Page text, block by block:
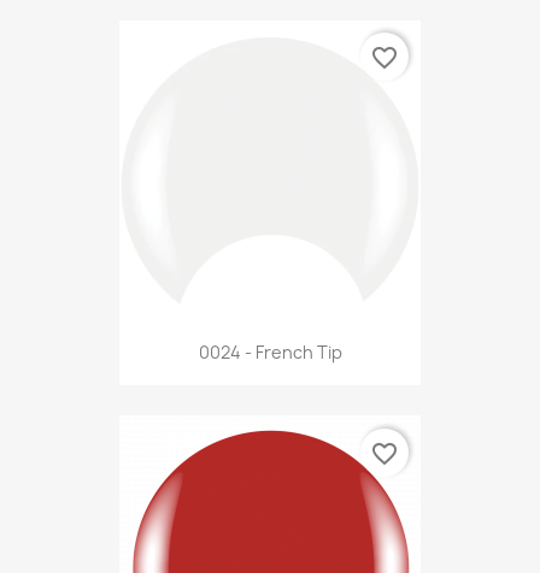
0024 - French Tip
favorite_border
favorite_border